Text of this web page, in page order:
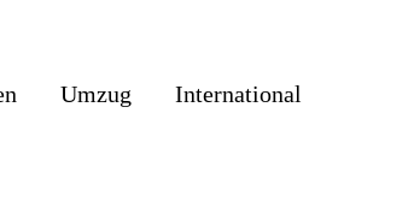
Umzug International